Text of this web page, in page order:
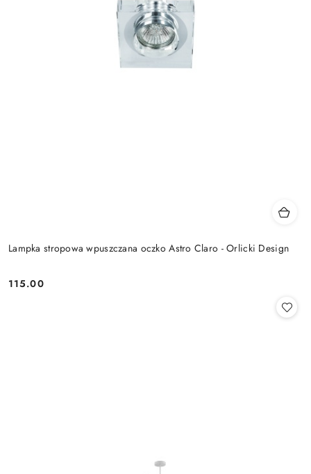
Lampka stropowa wpuszczana oczko Astro Claro - Orlicki Design
Cena:
115.00